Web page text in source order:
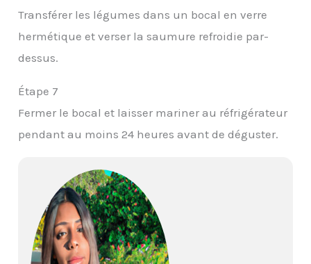
Transférer les légumes dans un bocal en verre
hermétique et verser la saumure refroidie par-
dessus.
Étape 7
Fermer le bocal et laisser mariner au réfrigérateur
pendant au moins 24 heures avant de déguster.